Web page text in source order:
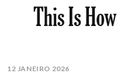
12 JANEIRO 2026